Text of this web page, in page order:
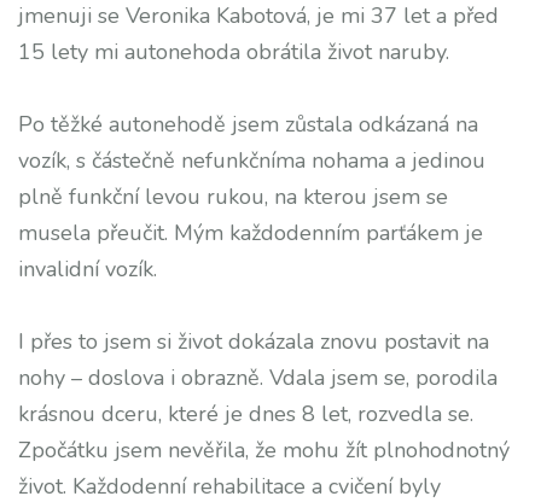
jmenuji se Veronika Kabotová, je mi 37 let a před
15 lety mi autonehoda obrátila život naruby.
Po těžké autonehodě jsem zůstala odkázaná na
vozík, s částečně nefunkčníma nohama a jedinou
plně funkční levou rukou, na kterou jsem se
musela přeučit. Mým každodenním parťákem je
invalidní vozík.
I přes to jsem si život dokázala znovu postavit na
nohy – doslova i obrazně. Vdala jsem se, porodila
krásnou dceru, které je dnes 8 let, rozvedla se.
Zpočátku jsem nevěřila, že mohu žít plnohodnotný
život. Každodenní rehabilitace a cvičení byly